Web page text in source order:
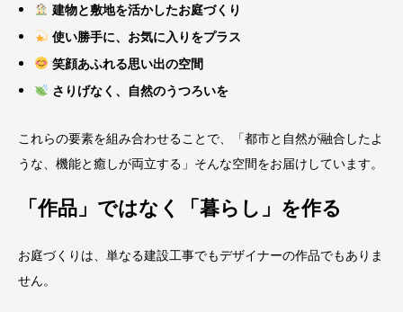
建物と敷地を活かしたお庭づくり
使い勝手に、お気に入りをプラス
笑顔あふれる思い出の空間
さりげなく、自然のうつろいを
これらの要素を組み合わせることで、「都市と自然が融合したよ
うな、機能と癒しが両立する」そんな空間をお届けしています。
「作品」ではなく「暮らし」を作る
お庭づくりは、単なる建設工事でもデザイナーの作品でもありま
せん。